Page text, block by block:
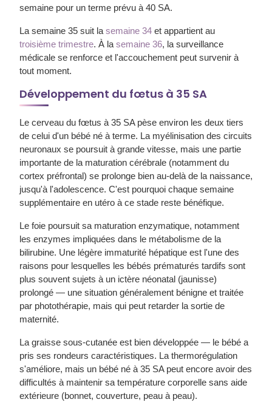
semaine pour un terme prévu à 40 SA.
La semaine 35 suit la semaine 34 et appartient au
troisième trimestre. À la semaine 36, la surveillance
médicale se renforce et l'accouchement peut survenir à
tout moment.
Développement du fœtus à 35 SA
Le cerveau du fœtus à 35 SA pèse environ les deux tiers
de celui d'un bébé né à terme. La myélinisation des circuits
neuronaux se poursuit à grande vitesse, mais une partie
importante de la maturation cérébrale (notamment du
cortex préfrontal) se prolonge bien au-delà de la naissance,
jusqu'à l'adolescence. C'est pourquoi chaque semaine
supplémentaire en utéro à ce stade reste bénéfique.
Le foie poursuit sa maturation enzymatique, notamment
les enzymes impliquées dans le métabolisme de la
bilirubine. Une légère immaturité hépatique est l'une des
raisons pour lesquelles les bébés prématurés tardifs sont
plus souvent sujets à un ictère néonatal (jaunisse)
prolongé — une situation généralement bénigne et traitée
par photothérapie, mais qui peut retarder la sortie de
maternité.
La graisse sous-cutanée est bien développée — le bébé a
pris ses rondeurs caractéristiques. La thermorégulation
s'améliore, mais un bébé né à 35 SA peut encore avoir des
difficultés à maintenir sa température corporelle sans aide
extérieure (bonnet, couverture, peau à peau).